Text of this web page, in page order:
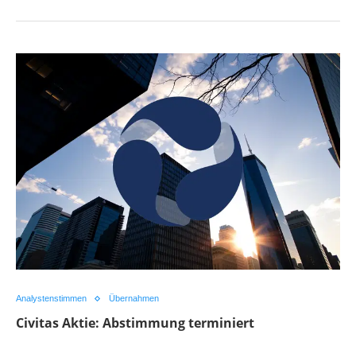
Analystenstimmen Übernahmen
Civitas Aktie: Abstimmung terminiert